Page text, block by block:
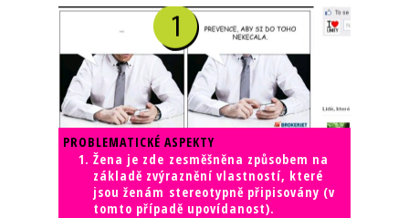
PROBLEMATICKÉ ASPEKTY
Žena je zde zesměšněna způsobem na
základě zvýraznění vlastností, které
jsou ženám stereotypně připisovány (v
tomto případě upovídanost).